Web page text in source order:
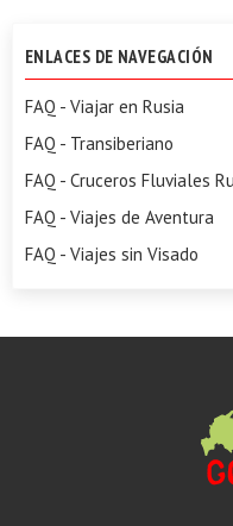
ENLACES DE NAVEGACIÓN
FAQ - Viajar en Rusia
FAQ - Transiberiano
FAQ - Cruceros Fluviales
FAQ - Viajes de Aventura
FAQ - Viajes sin Visado